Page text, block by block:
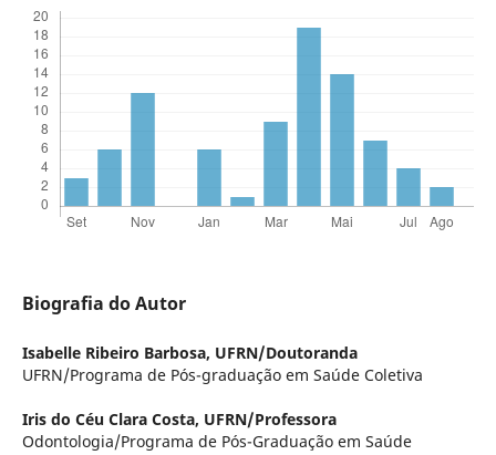
Biografia do Autor
Isabelle Ribeiro Barbosa, UFRN/Doutoranda
UFRN/Programa de Pós-graduação em Saúde Coletiva
Iris do Céu Clara Costa, UFRN/Professora
Odontologia/Programa de Pós-Graduação em Saúde